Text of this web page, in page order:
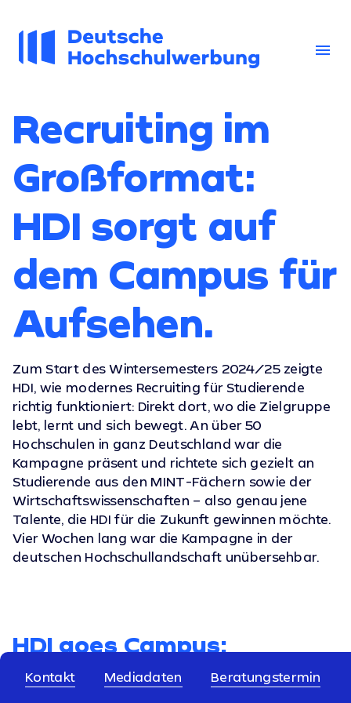
Inhalt
menu
Recruiting im
Großformat:
HDI sorgt auf
dem Campus für
Aufsehen.
Zum Start des Wintersemesters 2024/25 zeigte
HDI, wie modernes Recruiting für Studierende
richtig funktioniert: Direkt dort, wo die Zielgruppe
lebt, lernt und sich bewegt. An über 50
Hochschulen in ganz Deutschland war die
Kampagne präsent und richtete sich gezielt an
Studierende aus den MINT-Fächern sowie der
Wirtschaftswissenschaften – also genau jene
Talente, die HDI für die Zukunft gewinnen möchte.
Vier Wochen lang war die Kampagne in der
deutschen Hochschullandschaft unübersehbar.
HDI goes Campus:
Recruiting, das auffällt!
Kontakt Mediadaten Beratungstermin